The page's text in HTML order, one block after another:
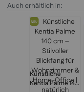
Auch erhältlich in:
NEU
Künstliche
Kentia Palme 140